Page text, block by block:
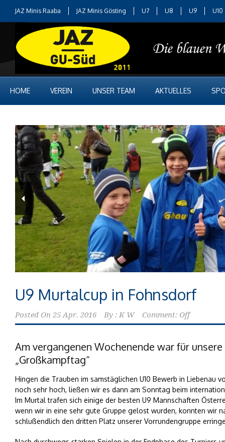
JAZ Minis Raaba JAZ Minis Gösting U7 U8 U9 U10
HOME VEREIN UNSER TEAM AKTUELLES
U9 Murtalcup in Fohnsdorf
Posted On 25 Apr. 2016 By : K W Comment: Off
Am vergangenen Wochenende war für
„Großkampftag“
Hingen die Trauben im samstäglichen U10 Bewerb in Liebenau
noch sehr hoch, ließen wir es dann am Sonntag beim
Im Murtal trafen sich einige der besten U9 Mannschaften
wenn wir in eine sehr gute Gruppe gelost wurden, konnten wir
schlußendlich den dritten Platz unserer Vorrundengruppe